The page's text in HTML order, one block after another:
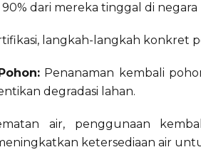
dari mereka tinggal di
langkah-langkah konkret
Penanaman kembali
degradasi lahan.
air, penggunaan
ketersediaan air